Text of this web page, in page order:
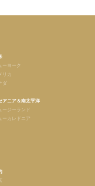
ーヨーク
リカ
ダ
アニア＆南太平洋
ージーランド
ーカレドニア